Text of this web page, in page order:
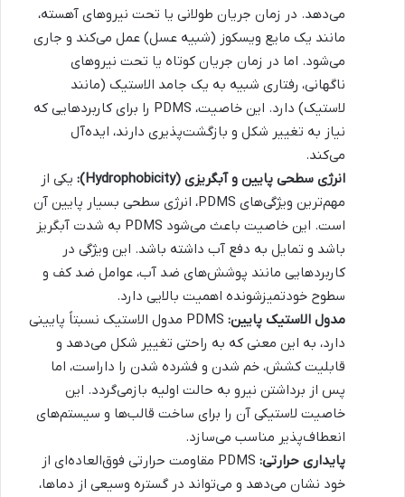
می‌دهد. در زمان جریان طولانی یا تحت نیروهای آهسته،
مانند یک مایع ویسکوز (شبیه عسل) عمل می‌کند و جاری
می‌شود. اما در زمان جریان کوتاه یا تحت نیروهای
ناگهانی، رفتاری شبیه به یک جامد الاستیک (مانند
لاستیک) دارد. این خاصیت، PDMS را برای کاربردهایی که
نیاز به تغییر شکل و بازگشت‌پذیری دارند، ایده‌آل
می‌کند.
انرژی سطحی پایین و آبگریزی (Hydrophobicity):
یکی از
مهم‌ترین ویژگی‌های PDMS، انرژی سطحی بسیار پایین آن
است. این خاصیت باعث می‌شود PDMS به شدت آبگریز
باشد و تمایل به دفع آب داشته باشد. این ویژگی در
کاربردهایی مانند پوشش‌های ضد آب، عوامل ضد کف و
سطوح خودتمیزشونده اهمیت بالایی دارد.
مدول الاستیک پایین:
PDMS مدول الاستیک نسبتاً پایینی
دارد، به این معنی که به راحتی تغییر شکل می‌دهد و
قابلیت کشش، خم شدن و فشرده شدن را داراست، اما
پس از برداشتن نیرو به حالت اولیه بازمی‌گردد. این
خاصیت لاستیکی آن را برای ساخت قالب‌ها و سیستم‌های
انعطاف‌پذیر مناسب می‌سازد.
پایداری حرارتی:
PDMS مقاومت حرارتی فوق‌العاده‌ای از
خود نشان می‌دهد و می‌تواند در گستره وسیعی از دماها،